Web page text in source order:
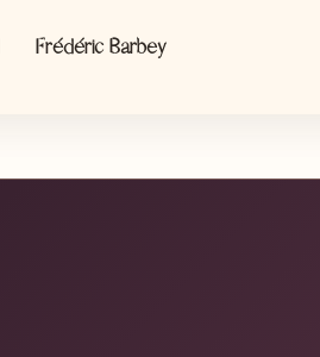
Frédéric Barbey